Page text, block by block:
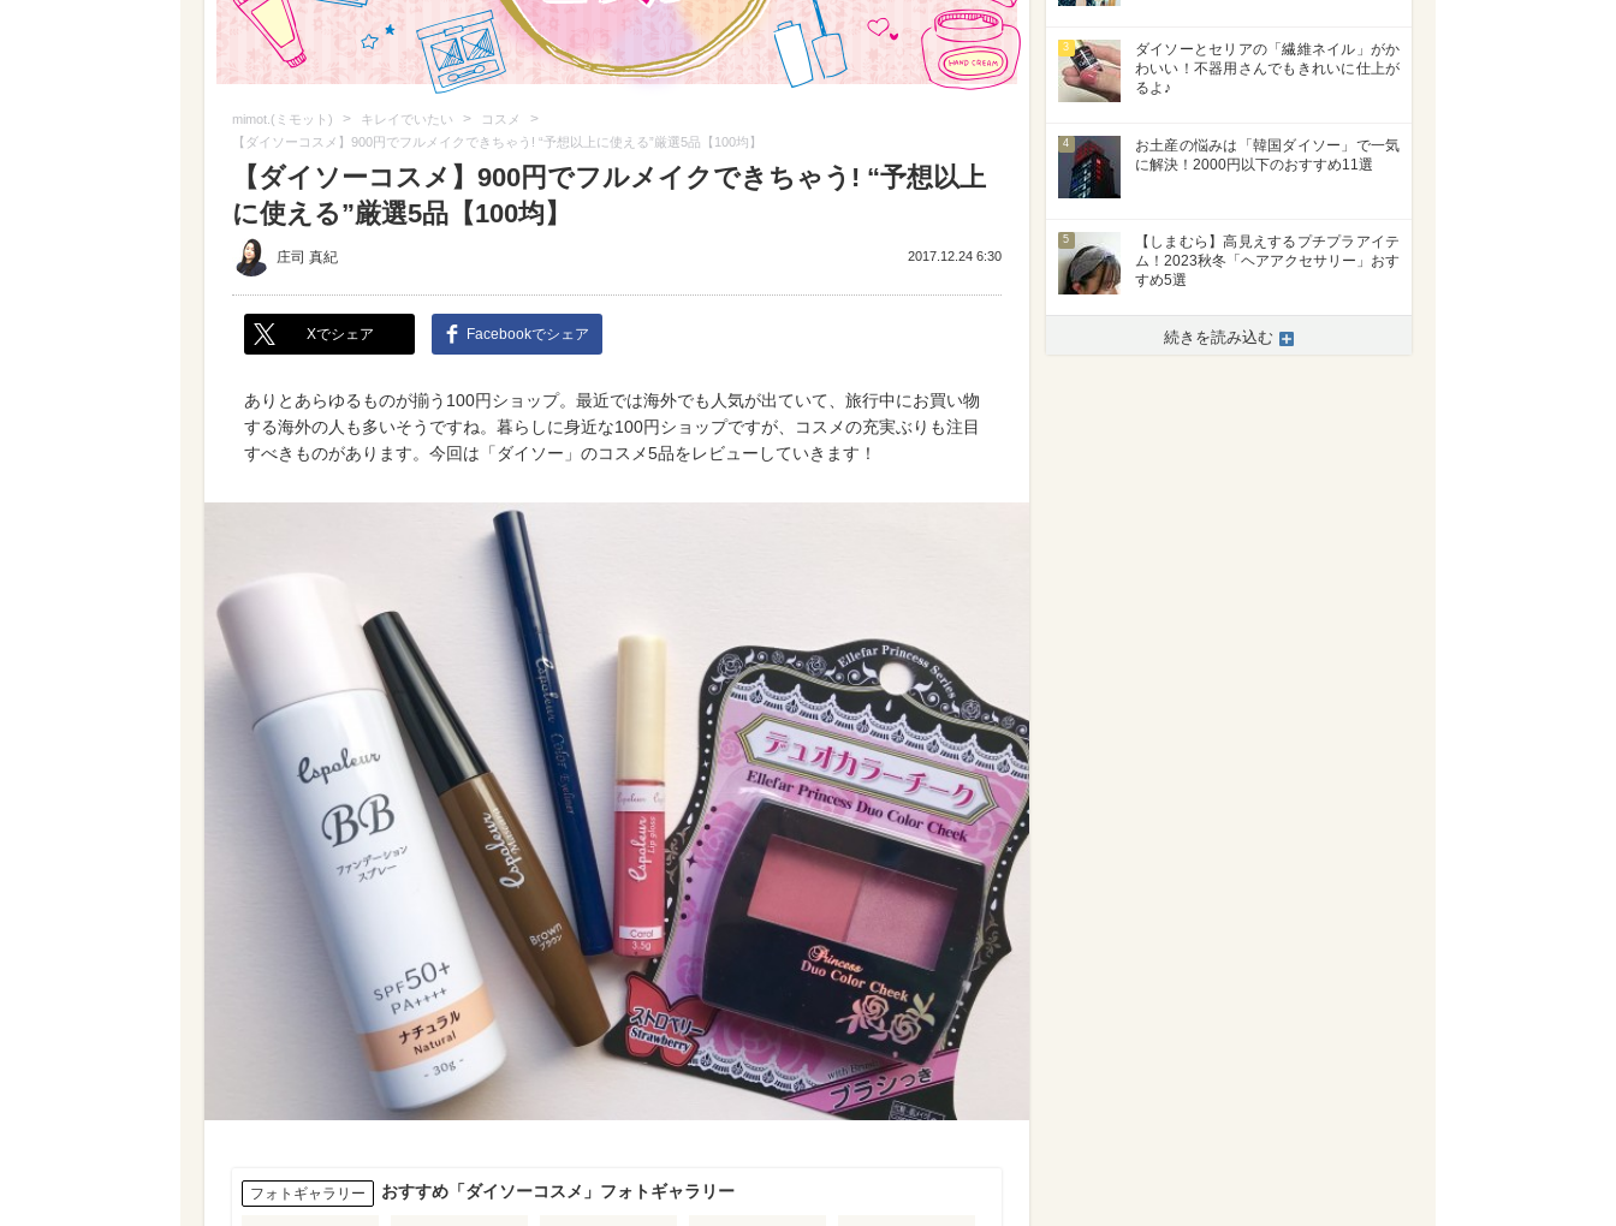
mimot.(ミモット) > キレイでいたい > コスメ >
【ダイソーコスメ】900円でフルメイクできちゃう! “予想以上に使える”厳選5品【100均】
【ダイソーコスメ】900円でフルメイクできちゃう! “予想以上
に使える”厳選5品【100均】
庄司 真紀 2017.12.24 6:30
Xでシェア Facebookでシェア
ありとあらゆるものが揃う100円ショップ。最近では海外でも人気が出ていて、旅行中にお買い物
する海外の人も多いそうですね。暮らしに身近な100円ショップですが、コスメの充実ぶりも注目
すべきものがあります。今回は「ダイソー」のコスメ5品をレビューしていきます！
フォトギャラリー おすすめ「ダイソーコスメ」フォトギャラリー
3
ダイソーとセリアの「繊維ネイル」がか
わいい！不器用さんでもきれいに仕上が
るよ♪
4
お土産の悩みは「韓国ダイソー」で一気
に解決！2000円以下のおすすめ11選
5
【しまむら】高見えするプチプラアイテ
ム！2023秋冬「ヘアアクセサリー」おす
すめ5選
続きを読み込む